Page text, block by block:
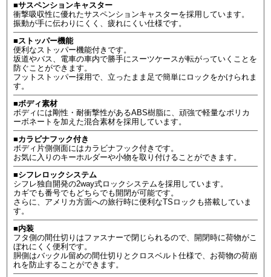
■サスペンションキャスター
衝撃吸収性に優れたサスペンションキャスターを採用しています。
振動が手に伝わりにくく、疲れにくい仕様です。
■ストッパー機能
便利なストッパー機能付きです。
坂道やバス、電車の車内で勝手にスーツケースが転がっていくことを
防ぐことができます。
フットストッパー採用で、立ったまま足で簡単にロックをかけられま
す。
■ボディ素材
ボディには剛性・耐衝撃性があるABS樹脂に、頑強で軽量なポリカ
ーボネートを加えた混合素材を採用しています。
■カラビナフック付き
ボディ片側側面にはカラビナフック付きです。
お気に入りのキーホルダーや小物を取り付けることができます。
■シフレロックシステム
シフレ独自開発の2way式ロックシステムを採用しています。
カギでも番号でもどちらでも開閉が可能です。
さらに、アメリカ方面への旅行時に便利なTSロックも搭載していま
す。
■内装
フタ側の間仕切りはファスナーで閉じられるので、開閉時に荷物がこ
ぼれにくく便利です。
胴側はバックル留めの間仕切りとクロスベルト仕様で、お荷物の荷崩
れを防止することができます。